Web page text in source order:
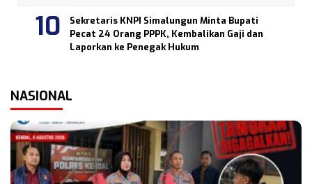
Sekretaris KNPI Simalungun Minta Bupati
Pecat 24 Orang PPPK, Kembalikan Gaji dan
Laporkan ke Penegak Hukum
NASIONAL